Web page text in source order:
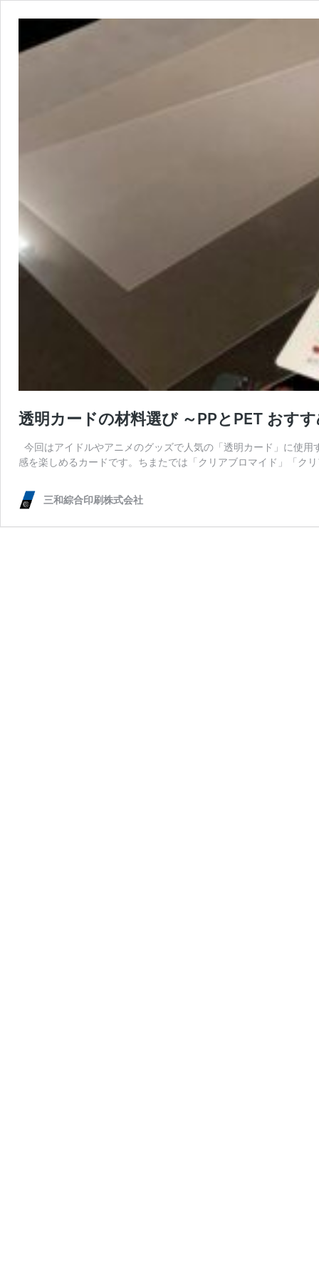
透明カードの材料選び ～PPとPET おす
今回はアイドルやアニメのグッズで人気の「透明カード」に使
感を楽しめるカードです。ちまたでは「クリアブロマイド」「ク
三和綜合印刷株式会社